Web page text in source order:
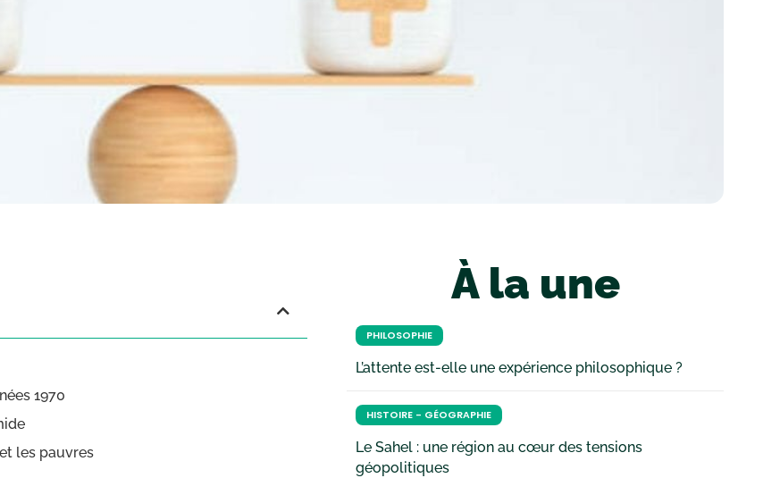
1970
les pauvres
À la une
PHILOSOPHIE
L’attente est-elle une expérience philosophique ?
HISTOIRE - GÉOGRAPHIE
Le Sahel : une région au cœur des tensions
géopolitiques